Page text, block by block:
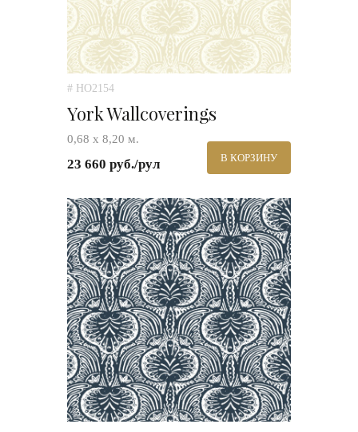
# HO2154
York Wallcoverings
0,68 х 8,20 м.
23 660 руб./рул В КОРЗИНУ